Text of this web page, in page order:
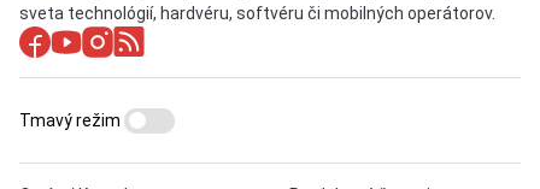
sveta technológií, hardvéru, softvéru či mobilných operátorov.
Tmavý režim